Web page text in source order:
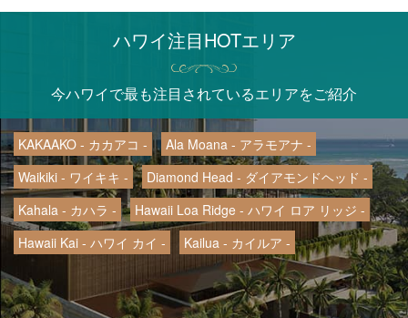
ハワイ注目HOTエリア
今ハワイで最も注目されているエリアをご紹介
KAKAAKO - カカアコ -
Ala Moana - アラモアナ -
Waikiki - ワイキキ -
Diamond Head - ダイアモンドヘッド -
Kahala - カハラ -
Hawaii Loa Ridge - ハワイ ロア リッジ -
Hawaii Kai - ハワイ カイ -
Kailua - カイルア -